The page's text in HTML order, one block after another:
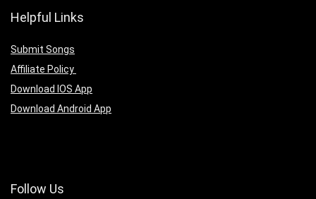
Helpful Links
Submit Songs
Affiliate Policy
Download IOS App
Download Android App
Follow Us